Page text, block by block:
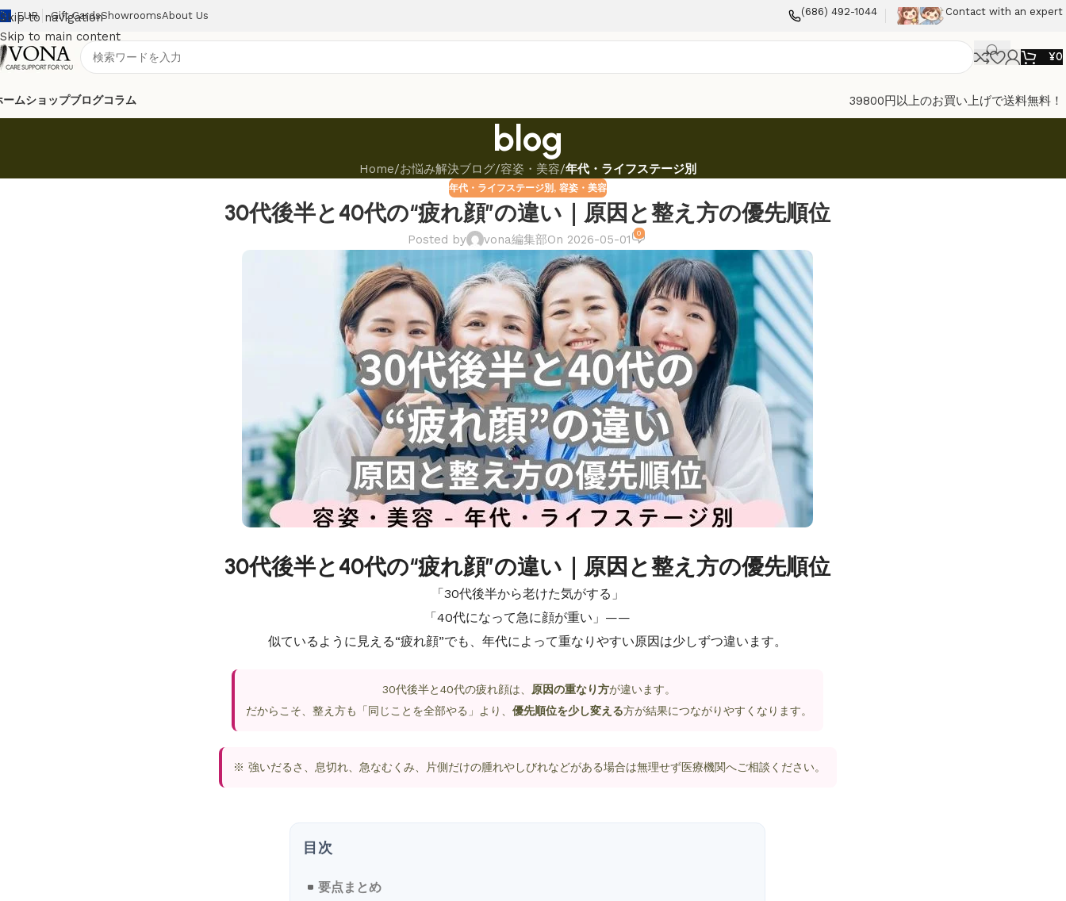
Skip to navigation
Skip to main content
EUR Gift CardsShowroomsAbout Us (686) 492-1044 Contact with an expert
¥0
ームショップブログコラム 39800円以上のお買い上げで送料無料！
blog
Home/お悩み解決ブログ/容姿・美容/年代・ライフステージ別
年代・ライフステージ別 , 容姿・美容
30代後半と40代の“疲れ顔”の違い｜原因と整え方の優先順位
Posted by vona編集部On 2026-05-01 0
30代後半と40代の“疲れ顔”の違い｜原因と整え方の優先順位
「30代後半から老けた気がする」
「40代になって急に顔が重い」——
似ているように見える“疲れ顔”でも、年代によって重なりやすい原因は少しずつ違います。
30代後半と40代の疲れ顔は、 原因の重なり方が違います。
だからこそ、整え方も「同じことを全部やる」より、 優先順位を少し変える方が結果につながりやすくなります。
※ 強いだるさ、息切れ、急なむくみ、片側だけの腫れやしびれなどがある場合は無理せず医療機関へご相談ください。
要点まとめ